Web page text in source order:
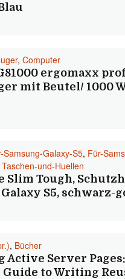
, Computer
ergomaxx
mit Beutel/ 1000
Samsung-Galaxy-S5, Für-
Taschen-und-Huellen
Slim Tough,
S5, schwarz-
, Bücher
Active Server
Guide to Writing